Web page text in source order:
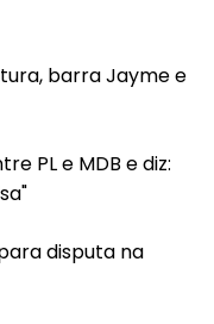
no local até
mulheres
propósito de
de
no estado.
barra Jayme e
PL e MDB e diz:
disputa na